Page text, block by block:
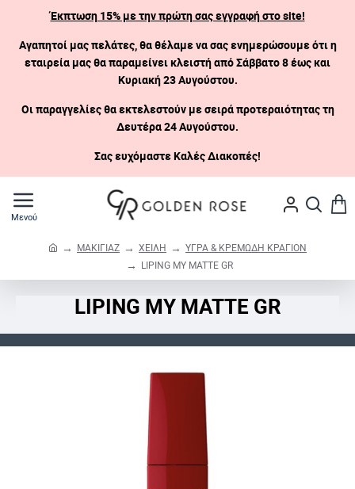
Έκπτωση 15% με την πρώτη σας εγγραφή στο site!
Αγαπητοί μας πελάτες, θα θέλαμε να σας ενημερώσουμε ότι η
εταιρεία μας θα παραμείνει κλειστήαπό Σάββατο 8 έως και
Κυριακή 23 Αυγούστου.
Οι παραγγελίες θα εκτελεστούν με σειρά προτεραιότητας τη
Δευτέρα 24 Αυγούστου.
Σας ευχόμαστε Καλές Διακοπές!
LIPING MY MATTE GR
ΜΑΚΙΓΙΑΖ ΧΕΙΛΗ
ΥΓΡΑ & ΚΡΕΜΩΔΗ ΚΡΑΓΙΟΝ
LIPING MY MATTE GR